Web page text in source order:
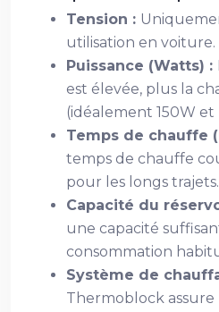
Tension :
utilisation en voiture.
Puissance (Watts) :
est élevée, plus la
(idéalement 150W et
Temps de chauffe
temps de chauffe
pour les longs trajets.
Capacité du
une capacité
consommation
Système de
Thermoblock